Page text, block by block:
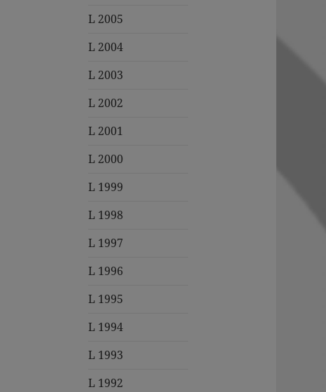
L 2005
L 2004
L 2003
L 2002
L 2001
L 2000
L 1999
L 1998
L 1997
L 1996
L 1995
L 1994
L 1993
L 1992